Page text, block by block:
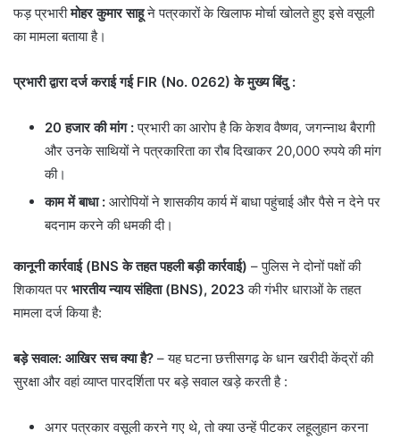
फड़ प्रभारीमोहर कुमार साहूने पत्रकारों के खिलाफ मोर्चा खोलते हुए इसे वसूली
का मामला बताया है।
प्रभारी द्वारा दर्ज कराई गई FIR (No. 0262) के मुख्य बिंदु :
20 हजार की मांग :प्रभारी का आरोप है कि केशव वैष्णव, जगन्नाथ बैरागी
और उनके साथियों ने पत्रकारिता का रौब दिखाकर 20,000 रुपये की मांग
की।
काम में बाधा : आरोपियों ने शासकीय कार्य में बाधा पहुंचाई और पैसे न देने पर
बदनाम करने की धमकी दी।
कानूनी कार्रवाई (BNS के तहत पहली बड़ी कार्रवाई) – पुलिस ने दोनों पक्षों की
शिकायत पर भारतीय न्याय संहिता (BNS), 2023 की गंभीर धाराओं के तहत
मामला दर्ज किया है:
बड़े सवाल: आखिर सच क्या है? – यह घटना छत्तीसगढ़ के धान खरीदी केंद्रों की
सुरक्षा और वहां व्याप्त पारदर्शिता पर बड़े सवाल खड़े करती है :
​अगर पत्रकार वसूली करने गए थे, तो क्या उन्हें पीटकर लहूलुहान करना